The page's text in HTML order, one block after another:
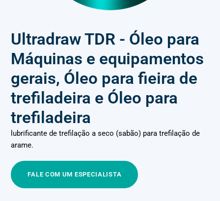
Ultradraw TDR - Óleo para
Máquinas e equipamentos
gerais, Óleo para fieira de
trefiladeira e Óleo para
trefiladeira
lubrificante de trefilação a seco (sabão) para trefilação de
arame.
FALE COM UM ESPECIALISTA